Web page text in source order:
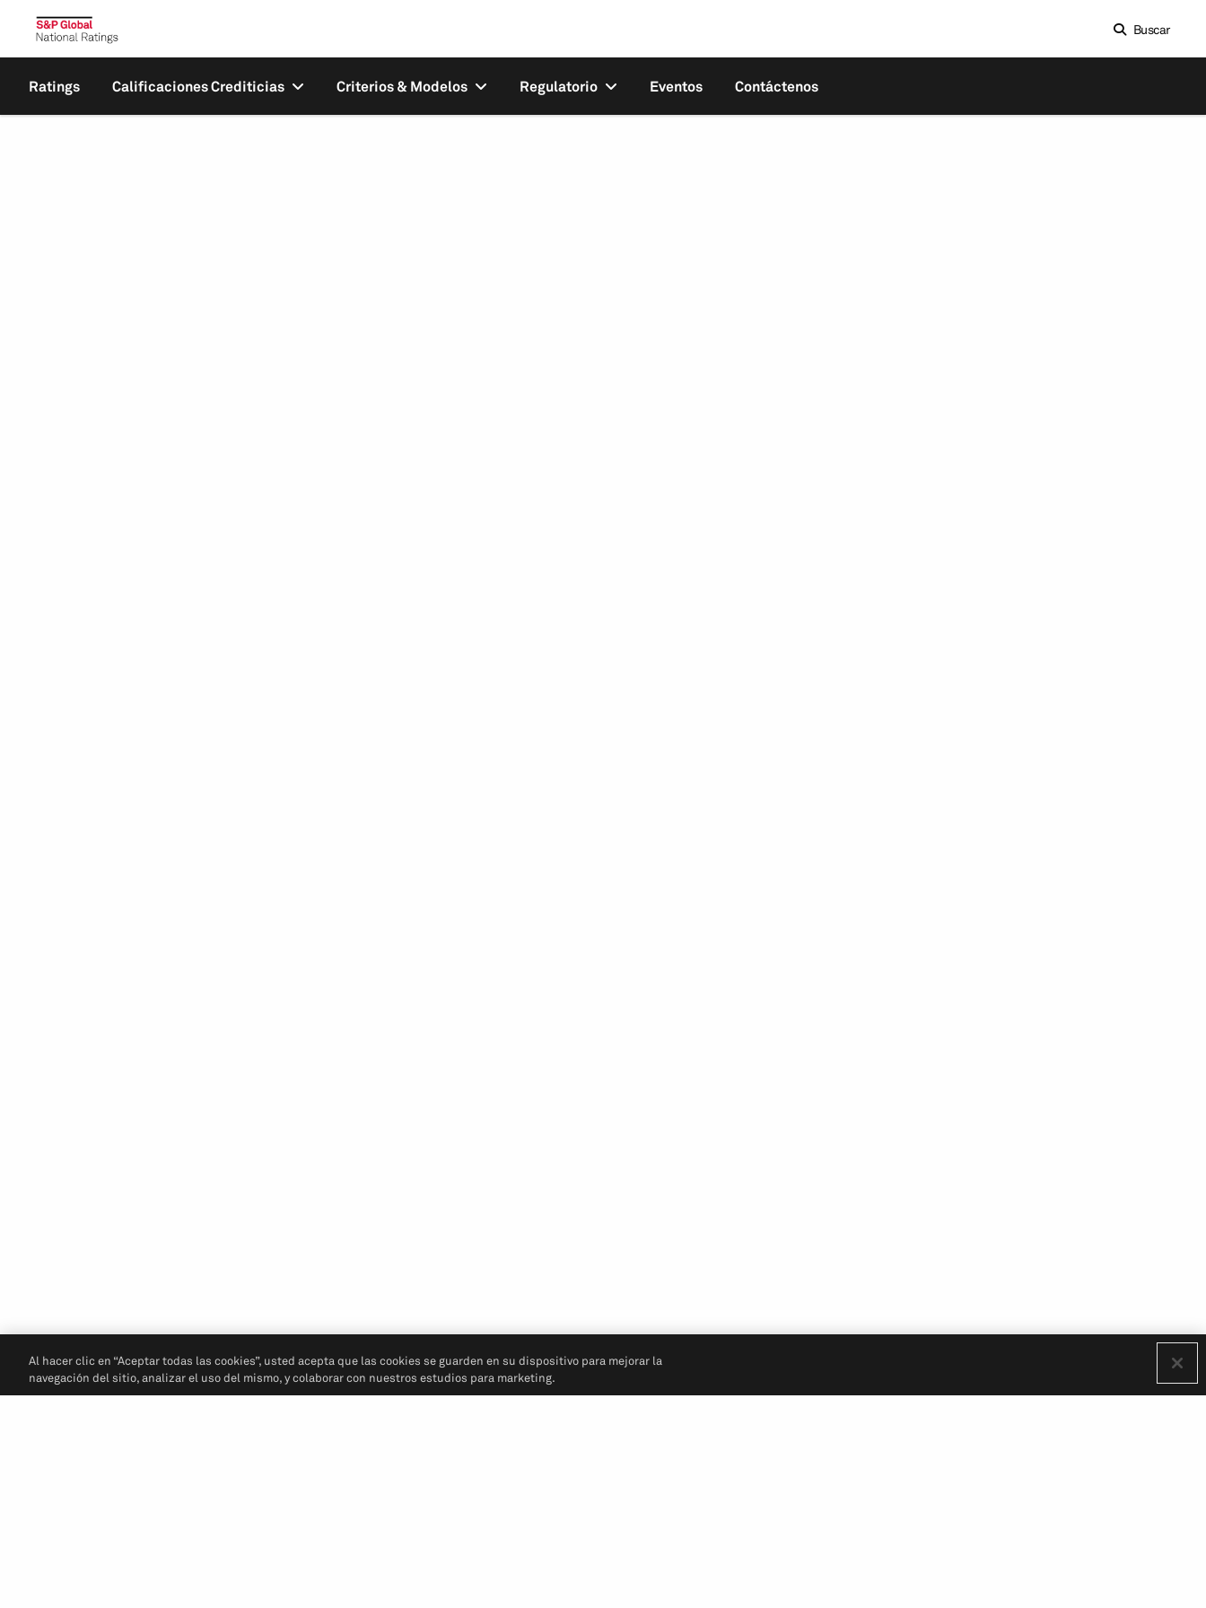
Buscar
Ratings Calificaciones Crediticias Criterios & Modelos Regulatorio Eventos Contáctenos
Al hacer clic en “Aceptar todas las cookies”, usted acepta que las cookies se guarden en su dispositivo para mejorar la
navegación del sitio, analizar el uso del mismo, y colaborar con nuestros estudios para marketing.